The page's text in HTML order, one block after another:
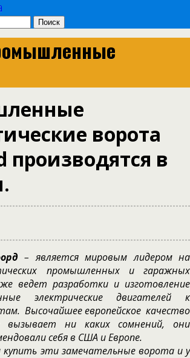
ворота
производятся в
– является мировым лидером на
промышленных и гаражных
ведет разработки и изготовление
электрические двигателей к
Высочайшее европейское качество
ни каких сомнений, они
себя в США и Европе.
эти замечательные ворота и у